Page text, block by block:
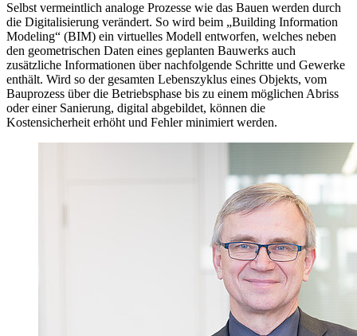
Selbst vermeintlich analoge Prozesse wie das Bauen werden durch
die Digitalisierung verändert. So wird beim „Building Information
Modeling“ (BIM) ein virtuelles Modell entworfen, welches neben
den geometrischen Daten eines geplanten Bauwerks auch
zusätzliche Informationen über nachfolgende Schritte und Gewerke
enthält. Wird so der gesamten Lebenszyklus eines Objekts, vom
Bauprozess über die Betriebsphase bis zu einem möglichen Abriss
oder einer Sanierung, digital abgebildet, können die
Kostensicherheit erhöht und Fehler minimiert werden.